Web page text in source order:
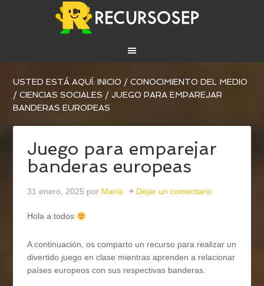
USTED ESTÁ AQUÍ:INICIO / CONOCIMIENTO DEL MEDIO
/ CIENCIAS SOCIALES / JUEGO PARA EMPAREJAR
BANDERAS EUROPEAS
Juego para emparejar
banderas europeas
31 enero, 2025 por María Dejar un comentario
Hola a todos
A continuación, os comparto un recurso para realizar un
divertido juego en clase mientras aprenden a relacionar
países europeos con sus respectivas banderas.